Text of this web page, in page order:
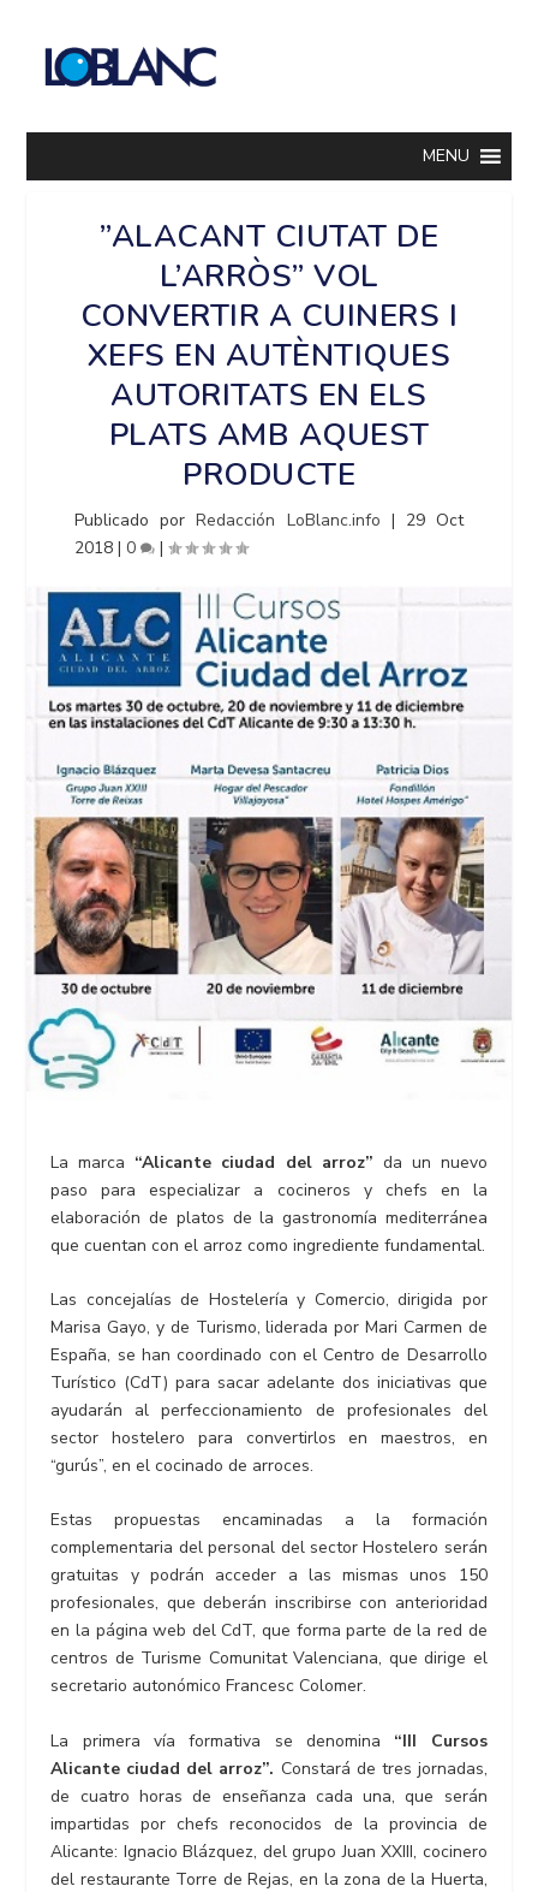
MENU
”ALACANT CIUTAT DE
L’ARRÒS” VOL
CONVERTIR A CUINERS I
XEFS EN AUTÈNTIQUES
AUTORITATS EN ELS
PLATS AMB AQUEST
PRODUCTE
Publicado porRedacción LoBlanc.info | 29 Oct
2018 |0 |
La marca “Alicante ciudad del arroz” da un nuevo
paso para especializar a cocineros y chefs en la
elaboración de platos de la gastronomía mediterránea
que cuentan con el arroz como ingrediente fundamental.
Las concejalías de Hostelería y Comercio, dirigida por
Marisa Gayo, y de Turismo, liderada por Mari Carmen de
España, se han coordinado con el Centro de Desarrollo
Turístico (CdT) para sacar adelante dos iniciativas que
ayudarán al perfeccionamiento de profesionales del
sector hostelero para convertirlos en maestros, en
“gurús”, en el cocinado de arroces.
Estas propuestas encaminadas a la formación
complementaria del personal del sector Hostelero serán
gratuitas y podrán acceder a las mismas unos 150
profesionales, que deberán inscribirse con anterioridad
en la página web del CdT, que forma parte de la red de
centros de Turisme Comunitat Valenciana, que dirige el
secretario autonómico Francesc Colomer.
La primera vía formativa se denomina “III Cursos
Alicante ciudad del arroz”. Constará de tres jornadas,
de cuatro horas de enseñanza cada una, que serán
impartidas por chefs reconocidos de la provincia de
Alicante: Ignacio Blázquez, del grupo Juan XXIII, cocinero
del restaurante Torre de Rejas, en la zona de la Huerta,